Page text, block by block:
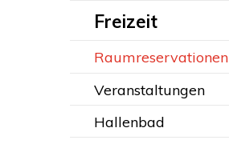
Subnavigation:
Freizeit
Raumreservationen
Veranstaltungen
Hallenbad